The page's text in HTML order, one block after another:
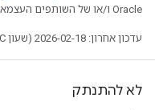
Oracle ו/או של השותפים העצמאיים שלה.
עדכון אחרון: 2026-02-18 (שעון UTC).
לא להתנתק